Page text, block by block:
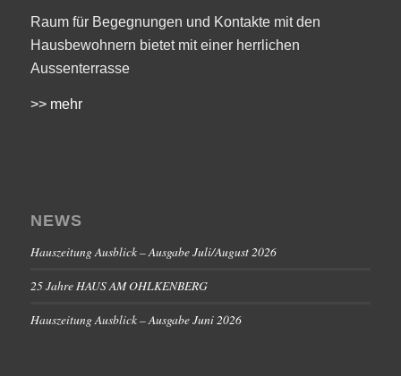
Raum für Begegnungen und Kontakte mit den
Hausbewohnern bietet mit einer herrlichen
Aussenterrasse
>> mehr
NEWS
Hauszeitung Ausblick – Ausgabe Juli/August 2026
25 Jahre HAUS AM OHLKENBERG
Hauszeitung Ausblick – Ausgabe Juni 2026